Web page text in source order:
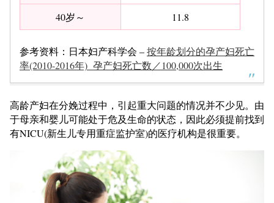
40岁～
11.8
参考资料：日本妇产科学会 –按年龄划分的孕产妇死亡
率(2010-2016年) 孕产妇死亡数／100,000次出生
高龄产妇在分娩过程中，引起重大问题的情况并不少见。由
于母亲和婴儿可能处于危及生命的状态，因此必须提前找到
有NICU(新生儿专用重症监护室)的医疗机构是很重要。